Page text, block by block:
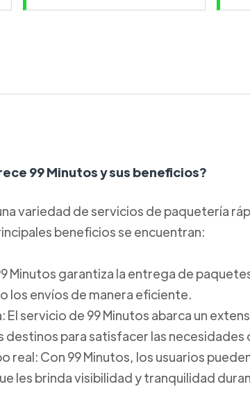
99 Minutos y sus beneficios?
variedad de servicios de paquetería
beneficios se encuentran:
Minutos garantiza la entrega de
los envíos de manera eficiente.
El servicio de 99 Minutos abarca un
destinos para satisfacer las necesidades
real: Con 99 Minutos, los usuarios
les brinda visibilidad y tranquilidad